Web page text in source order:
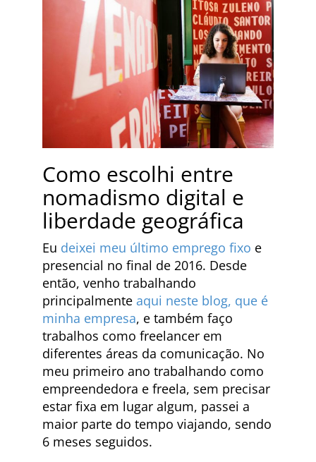
Como escolhi entre
nomadismo digital e
liberdade geográfica
Eu deixei meu último emprego fixo e
presencial no final de 2016. Desde
então, venho trabalhando
principalmente aqui neste blog, que é
minha empresa, e também faço
trabalhos como freelancer em
diferentes áreas da comunicação. No
meu primeiro ano trabalhando como
empreendedora e freela, sem precisar
estar fixa em lugar algum, passei a
maior parte do tempo viajando, sendo
6 meses seguidos.